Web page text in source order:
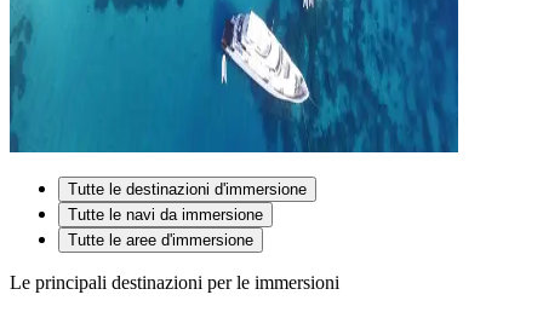
Tutte le destinazioni d'immersione
Tutte le navi da immersione
Tutte le aree d'immersione
Le principali destinazioni per le immersioni